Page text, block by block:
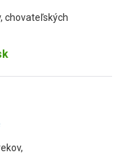
chovateľských